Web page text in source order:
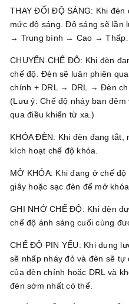
THAY ĐỔI ĐỘ SÁNG: Khi
mức độ sáng. Độ sáng sẽ lần
→ Trung bình → Cao → Thấp…
CHUYỂN CHẾ ĐỘ: Khi đèn
chế độ. Đèn sẽ luân phiên
chính + DRL → DRL → Đèn
(Lưu ý: Chế độ nháy ban
qua điều khiển từ xa.)
KHÓA ĐÈN: Khi đèn đang
kích hoạt chế độ khóa.
MỞ KHÓA: Khi đang ở chế
giây hoặc sạc đèn để mở khóa.
GHI NHỚ CHẾ ĐỘ: Khi đèn
chế độ ánh sáng cuối cùng
CHẾ ĐỘ PIN YẾU: Khi dung
sẽ nhấp nháy đỏ và đèn sẽ
của đèn chính hoặc DRL và
đèn sớm nhất có thể.